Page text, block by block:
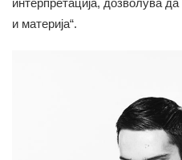
и материја“.